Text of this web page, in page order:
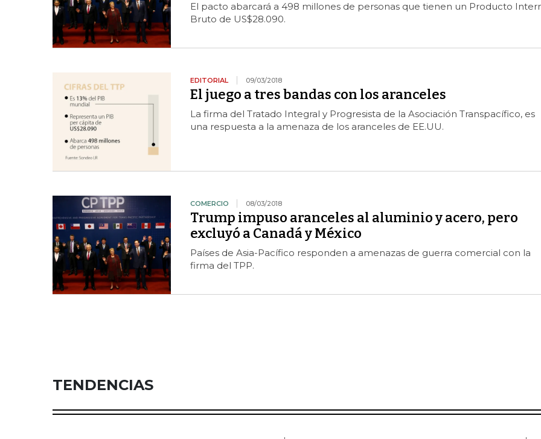
El pacto abarcará a 498 millones de personas que tienen un Producto
Bruto de US$28.090.
EDITORIAL 09/03/2018
El juego a tres bandas con los aranceles
La firma del Tratado Integral y Progresista de la Asociación Transpacífico, es
una respuesta a la amenaza de los aranceles de EE.UU.
COMERCIO 08/03/2018
Trump impuso aranceles al aluminio y acero, pero
excluyó a Canadá y México
Países de Asia-Pacífico responden a amenazas de guerra comercial con la
firma del TPP.
TENDENCIAS